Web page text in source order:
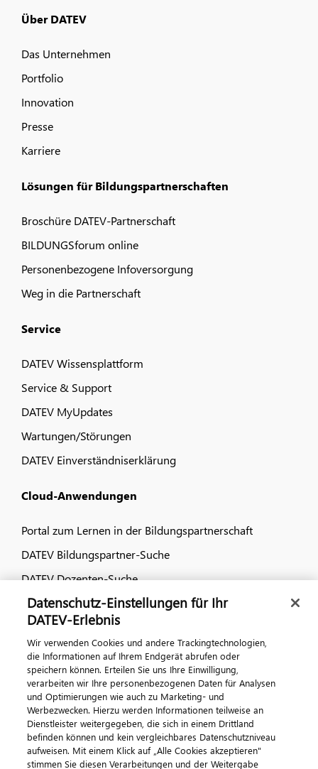
Über DATEV
Das Unternehmen
Portfolio
Innovation
Presse
Karriere
Lösungen für Bildungspartnerschaften
Broschüre DATEV-Partnerschaft
BILDUNGSforum online
Personenbezogene Infoversorgung
Weg in die Partnerschaft
Service
DATEV Wissensplattform
Service & Support
DATEV MyUpdates
Wartungen/Störungen
DATEV Einverständniserklärung
Cloud-Anwendungen
Portal zum Lernen in der Bildungspartnerschaft
DATEV Bildungspartner-Suche
DATEV Dozenten-Suche
Dialog & Medien
Veranstaltungen
DATEV magazin
DATEV-Community
DATEV-Newsletter
Kontaktieren Sie uns
Datenschutz-Einstellungen für Ihr
DATEV-Erlebnis
Wir verwenden Cookies und andere Trackingtechnologien,
die Informationen auf Ihrem Endgerät abrufen oder
speichern können. Erteilen Sie uns Ihre Einwilligung,
verarbeiten wir Ihre personenbezogenen Daten für Analysen
und Optimierungen wie auch zu Marketing- und
Werbezwecken. Hierzu werden Informationen teilweise an
Dienstleister weitergegeben, die sich in einem Drittland
befinden können und kein vergleichbares Datenschutzniveau
aufweisen. Mit einem Klick auf „Alle Cookies akzeptieren"
stimmen Sie diesen Verarbeitungen und der Weitergabe